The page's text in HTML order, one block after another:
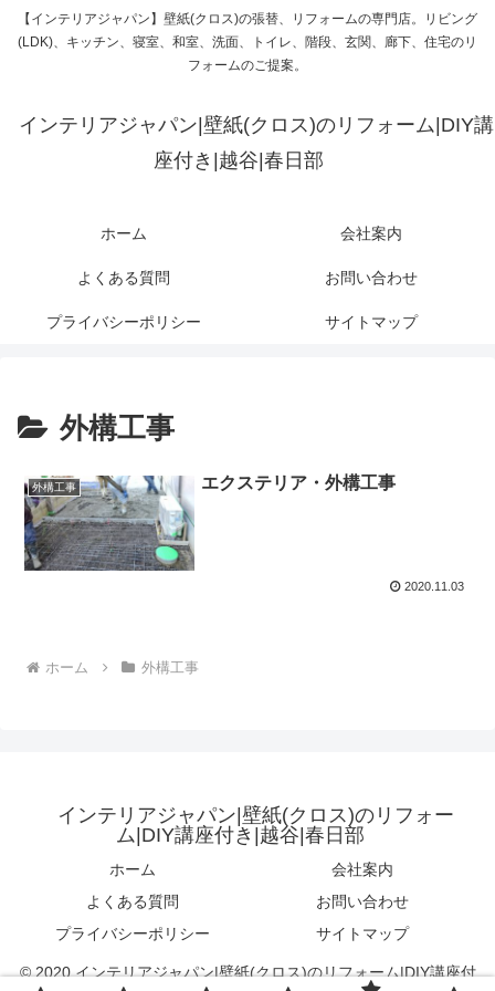
【インテリアジャパン】壁紙(クロス)の張替、リフォームの専門店。リビング
(LDK)、キッチン、寝室、和室、洗面、トイレ、階段、玄関、廊下、住宅のリ
フォームのご提案。
インテリアジャパン|壁紙(クロス)のリフォーム|DIY講
座付き|越谷|春日部
ホーム 会社案内
よくある質問 お問い合わせ
プライバシーポリシー サイトマップ
外構工事
外構工事 エクステリア・外構工事
2020.11.03
ホーム 外構工事
インテリアジャパン|壁紙(クロス)のリフォー
ム|DIY講座付き|越谷|春日部
ホーム
会社案内
よくある質問
お問い合わせ
プライバシーポリシー
サイトマップ
© 2020 インテリアジャパン|壁紙(クロス)のリフォーム|DIY講座付